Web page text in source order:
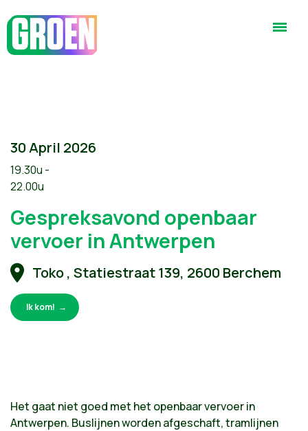
30 April 2026
19.30u -
22.00u
Gespreksavond openbaar
vervoer in Antwerpen
Toko , Statiestraat 139, 2600 Berchem
Ik kom!
Het gaat niet goed met het openbaar vervoer in
Antwerpen. Buslijnen worden afgeschaft, tramlijnen